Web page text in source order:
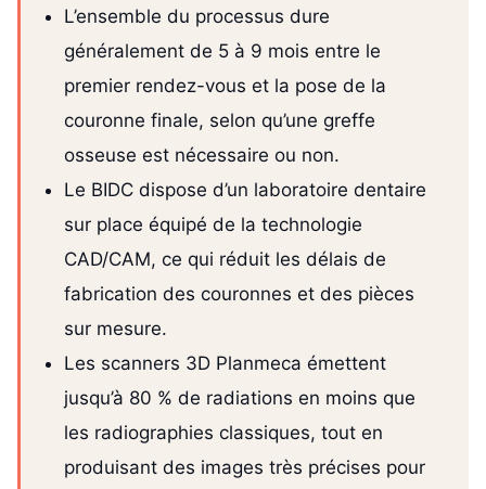
L’ensemble du processus dure
généralement de 5 à 9 mois entre le
premier rendez-vous et la pose de la
couronne finale, selon qu’une greffe
osseuse est nécessaire ou non.
Le BIDC dispose d’un laboratoire dentaire
sur place équipé de la technologie
CAD/CAM, ce qui réduit les délais de
fabrication des couronnes et des pièces
sur mesure.
Les scanners 3D Planmeca émettent
jusqu’à 80 % de radiations en moins que
les radiographies classiques, tout en
produisant des images très précises pour